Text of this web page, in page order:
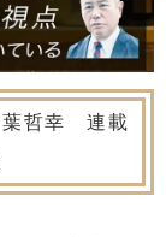
葉哲幸 連載